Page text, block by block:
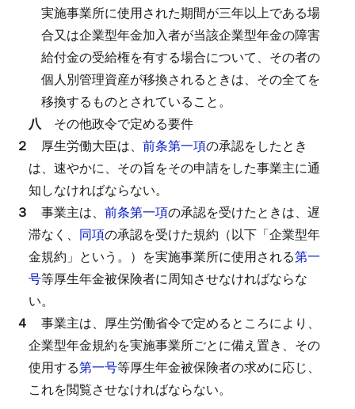
実施事業所に使用された期間が三年以上である場
合又は企業型年金加入者が当該企業型年金の障害
給付金の受給権を有する場合について、その者の
個人別管理資産が移換されるときは、その全てを
移換するものとされていること。
八 その他政令で定める要件
２ 厚生労働大臣は、 前条第一項の承認をしたとき
は、速やかに、その旨をその申請をした事業主に通
知しなければならない。
３ 事業主は、 前条第一項の承認を受けたときは、遅
滞なく、 同項の承認を受けた規約（以下「企業型年
金規約」という。）を実施事業所に使用される第一
号等厚生年金被保険者に周知させなければならな
い。
４ 事業主は、厚生労働省令で定めるところにより、
企業型年金規約を実施事業所ごとに備え置き、その
使用する第一号等厚生年金被保険者の求めに応じ、
これを閲覧させなければならない。